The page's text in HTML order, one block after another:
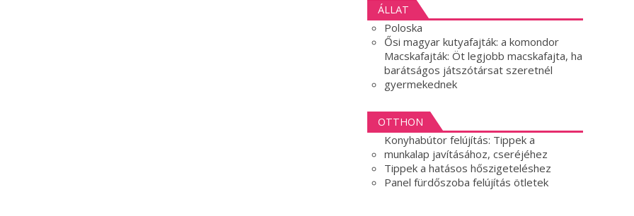
ÁLLAT
Poloska
Ősi magyar kutyafajták: a komondor
Macskafajták: Öt legjobb macskafajta, ha
barátságos játszótársat szeretnél
gyermekednek
OTTHON
Konyhabútor felújítás: Tippek a
munkalap javításához, cseréjéhez
Tippek a hatásos hőszigeteléshez
Panel fürdőszoba felújítás ötletek